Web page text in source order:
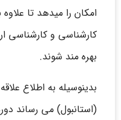
امکان را میدهد تا
کارشناسی و کارشناسی
بهره مند شوند.
بدینوسیله به اطلاع
(استانبول) می رساند